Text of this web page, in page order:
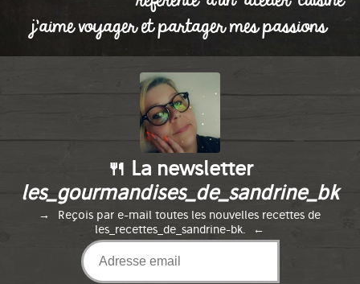
j'aime voyager et partager mes passions
🍴 La newsletter
les_gourmandises_de_sandrine_bk
Reçois par e-mail toutes les nouvelles recettes de
les_recettes_de_sandrine-bk.